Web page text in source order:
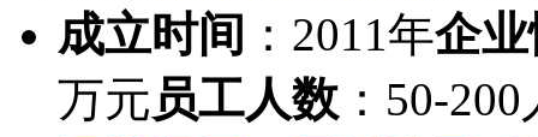
成立时间 ：2011年企
万元 员工人数 ：50-200